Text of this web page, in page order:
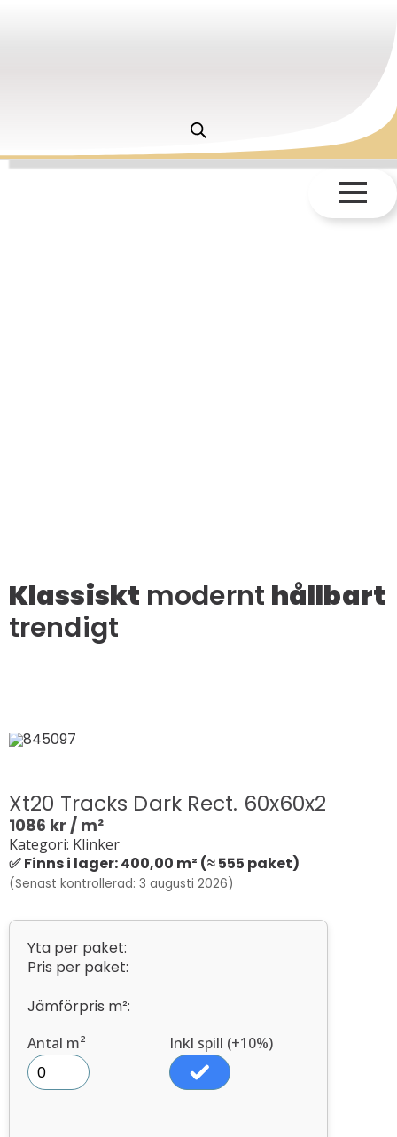
Klassiskt modernt hållbart
trendigt
Xt20 Tracks Dark Rect. 60x60x2
1086 kr / m²
Kategori: Klinker
✅ Finns i lager: 400,00 m² (≈ 555 paket)
(Senast kontrollerad: 3 augusti 2026)
Yta per paket:
Pris per paket:
Jämförpris m²:
Antal m² Inkl spill (+10%)